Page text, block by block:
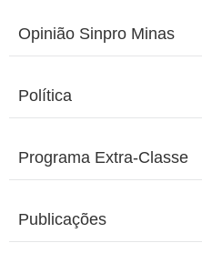
Opinião Sinpro Minas
Política
Programa Extra-Classe
Publicações